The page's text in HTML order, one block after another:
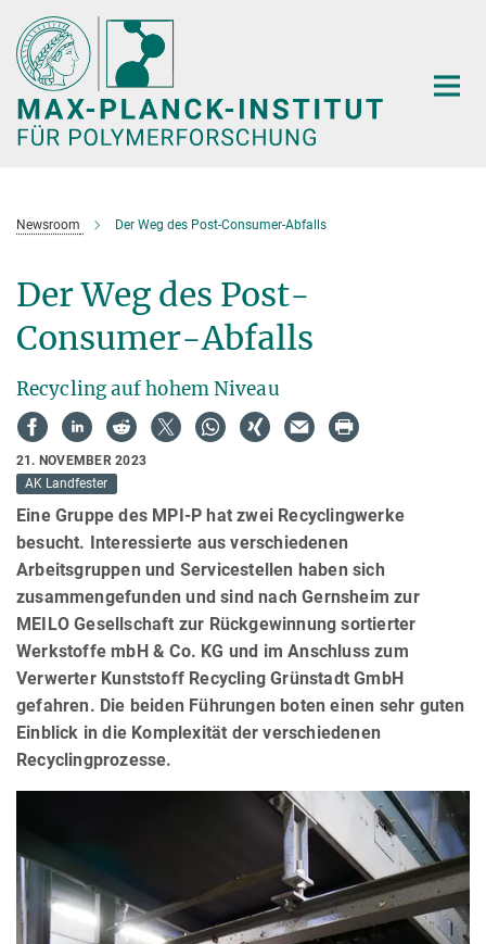
Hauptinhalt
Newsroom Der Weg des Post-Consumer-Abfalls
Der Weg des Post-
Consumer-Abfalls
Recycling auf hohem Niveau
21. NOVEMBER 2023
AK Landfester
Eine Gruppe des MPI-P hat zwei Recyclingwerke
besucht. Interessierte aus verschiedenen
Arbeitsgruppen und Servicestellen haben sich
zusammengefunden und sind nach Gernsheim zur
MEILO Gesellschaft zur Rückgewinnung sortierter
Werkstoffe mbH & Co. KG und im Anschluss zum
Verwerter Kunststoff Recycling Grünstadt GmbH
gefahren. Die beiden Führungen boten einen sehr guten
Einblick in die Komplexität der verschiedenen
Recyclingprozesse.